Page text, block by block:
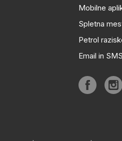
Mobilne
Spletna
Petrol
Email in